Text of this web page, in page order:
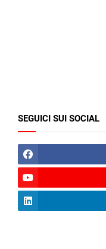
SEGUICI SUI SOCIAL